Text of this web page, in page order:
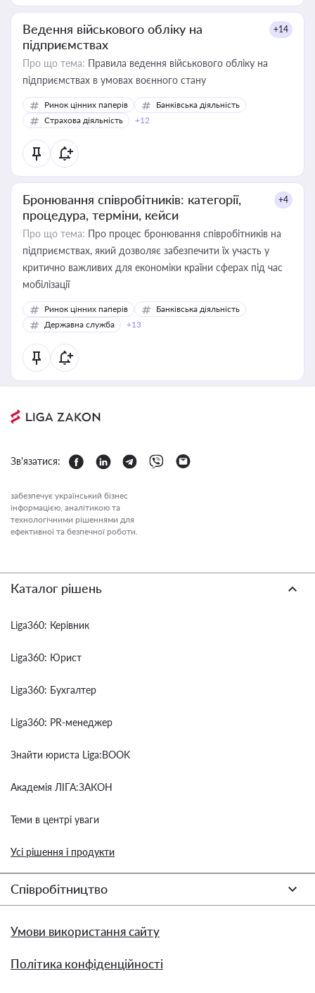
Ведення військового обліку на
підприємствах
+14
Про що тема: Правила ведення військового обліку на
підприємствах в умовах воєнного стану
Ринок цінних паперів
Банківська діяльність
Страхова діяльність
+12
Бронювання співробітників: категорії,
процедура, терміни, кейси
+4
Про що тема: Про процес бронювання співробітників на
підприємствах, який дозволяє забезпечити їх участь у
критично важливих для економіки країни сферах під час
мобілізації
Ринок цінних паперів
Банківська діяльність
Державна служба
+13
Зв'язатися:
забезпечує український бізнес
інформацією, аналітикою та
технологічними рішеннями для
ефективної та безпечної роботи.
Каталог рішень
Liga360: Керівник
Liga360: Юрист
Liga360: Бухгалтер
Liga360: PR-менеджер
Знайти юриста Liga:BOOK
Академія ЛІГА:ЗАКОН
Теми в центрі уваги
Усі рішення і продукти
Співробітництво
Умови використання сайту
Політика конфіденційності